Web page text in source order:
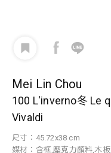
Mei Lin Chou
100 L'inverno冬 Le
Vivaldi
尺寸：45.72x38 cm
媒材：含框,壓克力顏料,木